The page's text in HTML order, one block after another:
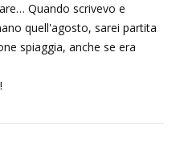
Quando scrivevo e
quell'agosto, sarei partita
spiaggia, anche se era